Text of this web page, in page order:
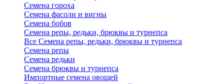
Семена гороха
Семена фасоли и вигны
Семена бобов
Семена репы, редьки, брюквы и турнепса
Все Семена репы, редьки, брюквы и турнепса
Семена репы
Семена редьки
Семена брюквы и турнепса
Импортные семена овощей